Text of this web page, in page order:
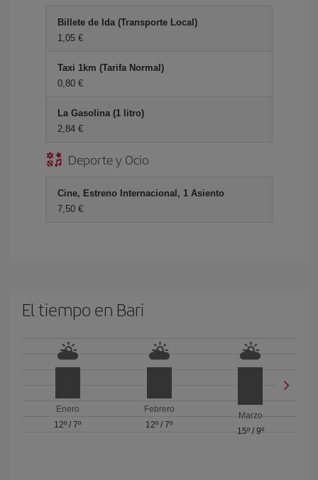
Billete de Ida (Transporte Local)
1,05 €
Taxi 1km (Tarifa Normal)
0,80 €
La Gasolina (1 litro)
2,84 €
Deporte y Ocio
Cine, Estreno Internacional, 1 Asiento
7,50 €
El tiempo en Bari
Enero
12º /7º
Febrero
12º / 7º
Marzo
15º/ 9º